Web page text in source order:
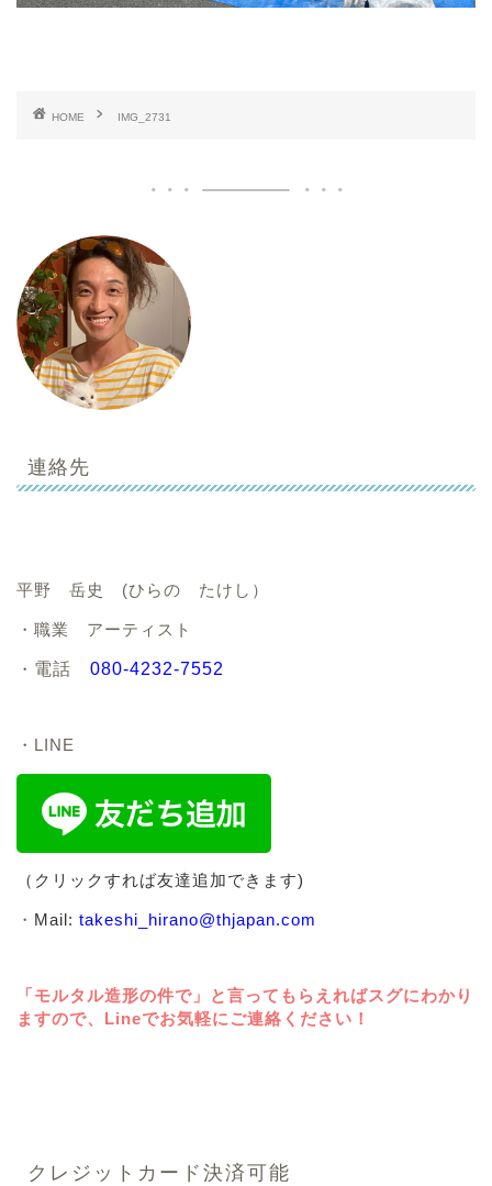
HOME IMG_2731
連絡先
平野 岳史 (ひらの たけし）
・職業 アーティスト
・ 電話 080-4232-7552
・LINE
（クリックすれば友達追加できます)
・ Mail: takeshi_hirano@thjapan.com
「モルタル造形の件で」と言ってもらえればスグにわかり
ますので、Lineでお気軽にご連絡ください！
クレジットカード決済可能